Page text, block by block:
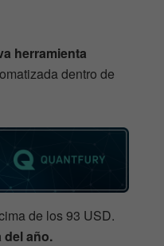
herramienta
dentro de
de los 93 USD.
del año.